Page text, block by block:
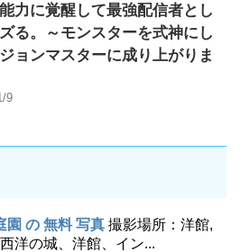
力に覚醒して最強配信者とし
る。～モンスターを式神にし
ョンマスターに成り上がりま
9
園 の 無料 写真 撮影場所：洋館,
洋の城、洋館、イン...